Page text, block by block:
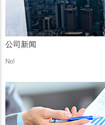
公司新闻
No!